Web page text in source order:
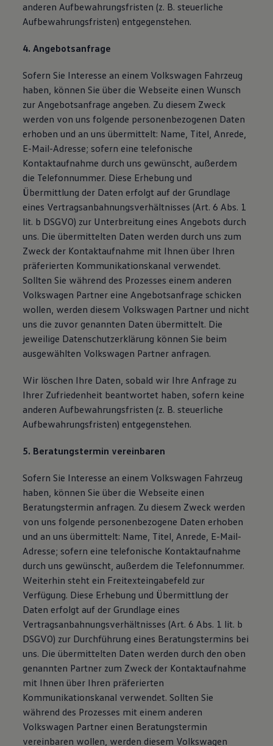
anderen Aufbewahrungsfristen (z. B. steuerliche
Aufbewahrungsfristen) entgegenstehen.
4. Angebotsanfrage
Sofern Sie Interesse an einem Volkswagen Fahrzeug
haben, können Sie über die Webseite einen Wunsch
zur Angebotsanfrage angeben. Zu diesem Zweck
werden von uns folgende personenbezogenen Daten
erhoben und an uns übermittelt: Name, Titel, Anrede,
E-Mail-Adresse; sofern eine telefonische
Kontaktaufnahme durch uns gewünscht, außerdem
die Telefonnummer. Diese Erhebung und
Übermittlung der Daten erfolgt auf der Grundlage
eines Vertragsanbahnungsverhältnisses (Art. 6 Abs. 1
lit. b DSGVO) zur Unterbreitung eines Angebots durch
uns. Die übermittelten Daten werden durch uns zum
Zweck der Kontaktaufnahme mit Ihnen über Ihren
präferierten Kommunikationskanal verwendet.
Sollten Sie während des Prozesses einem anderen
Volkswagen Partner eine Angebotsanfrage schicken
wollen, werden diesem Volkswagen Partner und nicht
uns die zuvor genannten Daten übermittelt. Die
jeweilige Datenschutzerklärung können Sie beim
ausgewählten Volkswagen Partner anfragen.
Wir löschen Ihre Daten, sobald wir Ihre Anfrage zu
Ihrer Zufriedenheit beantwortet haben, sofern keine
anderen Aufbewahrungsfristen (z. B. steuerliche
Aufbewahrungsfristen) entgegenstehen.
5. Beratungstermin vereinbaren
Sofern Sie Interesse an einem Volkswagen Fahrzeug
haben, können Sie über die Webseite einen
Beratungstermin anfragen. Zu diesem Zweck werden
von uns folgende personenbezogene Daten erhoben
und an uns übermittelt: Name, Titel, Anrede, E-Mail-
Adresse; sofern eine telefonische Kontaktaufnahme
durch uns gewünscht, außerdem die Telefonnummer.
Weiterhin steht ein Freitexteingabefeld zur
Verfügung. Diese Erhebung und Übermittlung der
Daten erfolgt auf der Grundlage eines
Vertragsanbahnungsverhältnisses (Art. 6 Abs. 1 lit. b
DSGVO) zur Durchführung eines Beratungstermins bei
uns. Die übermittelten Daten werden durch den oben
genannten Partner zum Zweck der Kontaktaufnahme
mit Ihnen über Ihren präferierten
Kommunikationskanal verwendet. Sollten Sie
während des Prozesses mit einem anderen
Volkswagen Partner einen Beratungstermin
vereinbaren wollen, werden diesem Volkswagen